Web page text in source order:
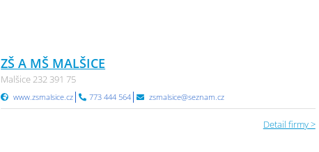
ZŠ A MŠ MALŠICE
Malšice 232 391 75
www.zsmalsice.cz 773 444 564 zsmalsice@seznam.cz
Detail firmy >